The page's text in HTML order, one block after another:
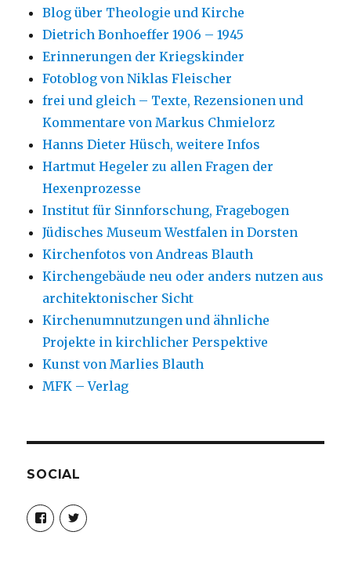
Blog über Theologie und Kirche
Dietrich Bonhoeffer 1906 – 1945
Erinnerungen der Kriegskinder
Fotoblog von Niklas Fleischer
frei und gleich – Texte, Rezensionen und
Kommentare von Markus Chmielorz
Hanns Dieter Hüsch, weitere Infos
Hartmut Hegeler zu allen Fragen der
Hexenprozesse
Institut für Sinnforschung, Fragebogen
Jüdisches Museum Westfalen in Dorsten
Kirchenfotos von Andreas Blauth
Kirchengebäude neu oder anders nutzen aus
architektonischer Sicht
Kirchenumnutzungen und ähnliche
Projekte in kirchlicher Perspektive
Kunst von Marlies Blauth
MFK – Verlag
SOCIAL
Profil
von
christoph.fleischer1
Profil
von